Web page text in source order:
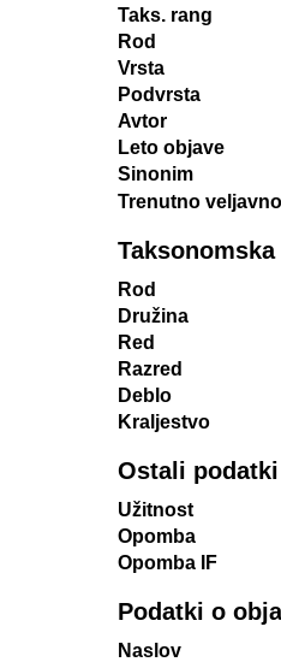
Taks. rang
Rod
Vrsta
Podvrsta
Avtor
Leto objave
Sinonim
Trenutno
Rod
Družina
Red
Razred
Deblo
Kraljestvo
Ostali podatki
Užitnost
Opomba
Opomba IF
Podatki o
Naslov